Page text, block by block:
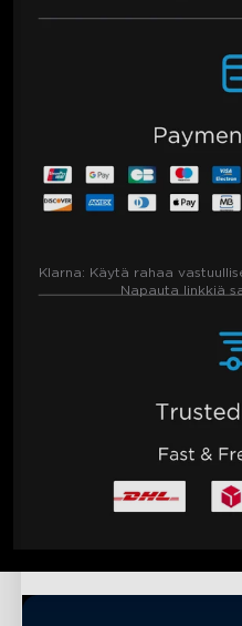
Klarna: Käytä rahaa
Napauta linkkiä